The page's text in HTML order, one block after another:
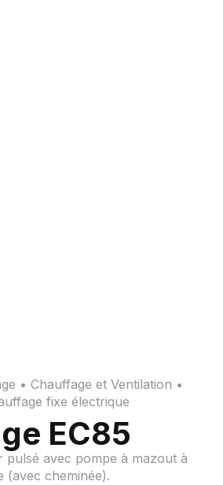
•Chauffage et Ventilation •
fixe électrique
EC85
pulsé avec pompe à mazout à
(avec cheminée).